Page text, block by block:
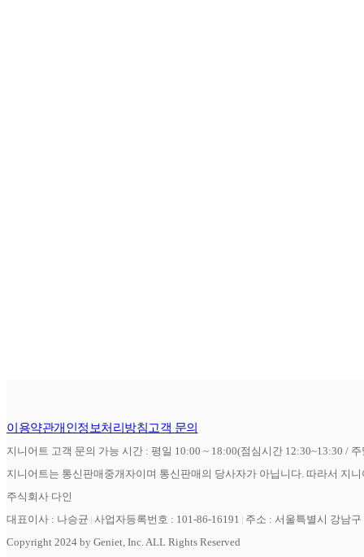
이용약관개인정보처리방침고객 문의
지니어트 고객 문의 가능 시간 : 평일 10:00 ~ 18:00(점심시간 12:30~13:30 /
지니어트는 통신판매중개자이며 통신판매의 당사자가 아닙니다. 따라서 지
주식회사 다인
대표이사 : 나승균 사업자등록번호 : 101-86-16191
주소 : 서울특별시 강남
Copyright 2024 by Geniet, Inc. ALL Rights Reserved